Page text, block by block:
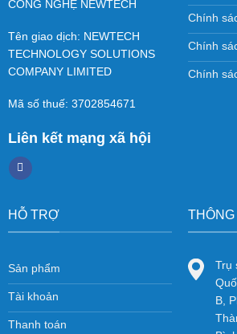
CÔNG NGHỆ NEWTECH
Tên giao dịch: NEWTECH
TECHNOLOGY SOLUTIONS
COMPANY LIMITED
Mã số thuế: 3702854671
Liên kết mạng xã hội
Chính
Chính
Chính
HỖ TRỢ
Sản phẩm
Tài khoản
Thanh toán
Trụ
B,